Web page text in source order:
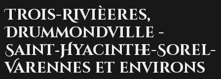
Trois-Rivièeres,
Drummondville -
Saint‑Hyacinthe-Sorel-
Varennes et environs